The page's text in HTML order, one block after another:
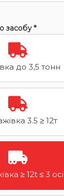
засобу *
до 3,5 тонн
3.5 ≥ 12т
≥ 12t ≤ 3 осі